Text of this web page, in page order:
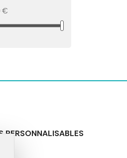
€
PERSONNALISABLES